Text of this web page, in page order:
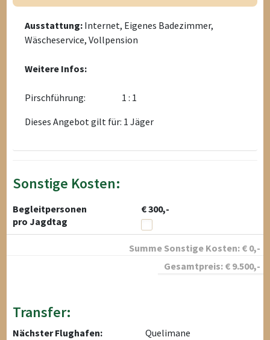
Ausstattung: Internet, Eigenes Badezimmer,
Wäscheservice, Vollpension
Weitere Infos:
Pirschführung:
1 : 1
Dieses Angebot gilt für: 1 Jäger
Sonstige Kosten:
Begleitpersonen
€ 300,-
pro Jagdtag
Summe Sonstige Kosten: € 0,-
Gesamtpreis: € 9.500,-
Transfer:
Nächster Flughafen:
Quelimane